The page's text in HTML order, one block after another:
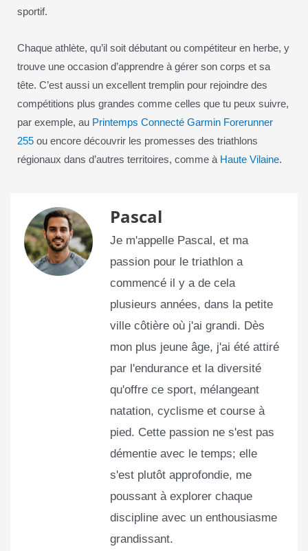
sportif.
Chaque athlète, qu’il soit débutant ou compétiteur en herbe, y
trouve une occasion d’apprendre à gérer son corps et sa
tête. C’est aussi un excellent tremplin pour rejoindre des
compétitions plus grandes comme celles que tu peux suivre,
par exemple, au Printemps Connecté Garmin Forerunner
255ou encore découvrir les promesses des triathlons
régionaux dans d’autres territoires, comme à Haute Vilaine.
Pascal
Je m'appelle Pascal, et ma
passion pour le triathlon a
commencé il y a de cela
plusieurs années, dans la petite
ville côtière où j'ai grandi. Dès
mon plus jeune âge, j'ai été attiré
par l'endurance et la diversité
qu'offre ce sport, mélangeant
natation, cyclisme et course à
pied. Cette passion ne s'est pas
démentie avec le temps; elle
s'est plutôt approfondie, me
poussant à explorer chaque
discipline avec un enthousiasme
grandissant.